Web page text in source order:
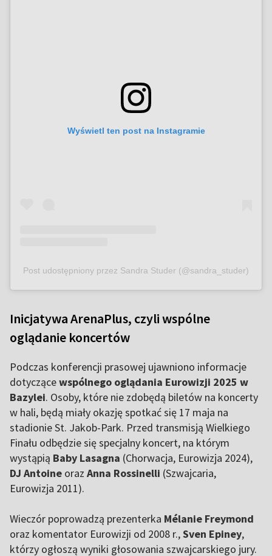
Wyświetl ten post na Instagramie
Post udostępniony przez Sandra Studer (@sandra_studer)
Inicjatywa ArenaPlus, czyli wspólne
oglądanie koncertów
Podczas konferencji prasowej ujawniono informacje
dotyczącewspólnego oglądania Eurowizji 2025 w
Bazylei. Osoby, które nie zdobędą biletów na koncerty
w hali, będą miały okazję spotkać się 17 maja na
stadionie St. Jakob-Park. Przed transmisją Wielkiego
Finału odbędzie się specjalny koncert, na którym
wystąpią Baby Lasagna (Chorwacja, Eurowizja 2024),
DJ Antoine oraz Anna Rossinelli (Szwajcaria,
Eurowizja 2011).
Wieczór poprowadzą prezenterka Mélanie Freymond
oraz komentator Eurowizji od 2008 r.,Sven Epiney,
którzy ogłoszą wyniki głosowania szwajcarskiego jury.